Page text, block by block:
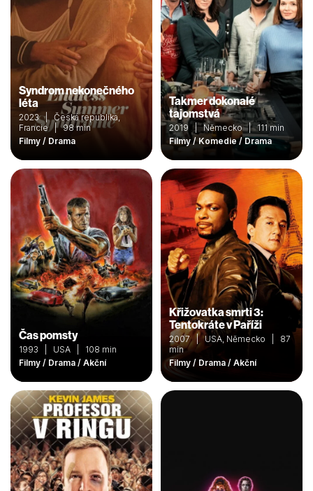
Syndrom nekonečného
léta
2023 | Česká republika,
Francie | 98 min
Filmy / Drama
Takmer dokonalé
tajomstvá
2019 | Německo | 111 min
Filmy / Komedie / Drama
Čas pomsty
1993 | USA | 108 min
Filmy / Drama / Akční
Křižovatka smrti 3:
Tentokráte v Paříži
2007 | USA, Německo | 87
min
Filmy / Drama / Akční